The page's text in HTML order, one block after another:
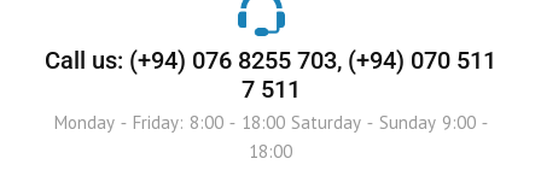
Call us: (+94) 076 8255 703, (+94) 070 511
7 511
Monday - Friday: 8:00 - 18:00 Saturday - Sunday 9:00 -
18:00